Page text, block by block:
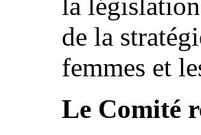
la
de la
femmes et
Le Comité